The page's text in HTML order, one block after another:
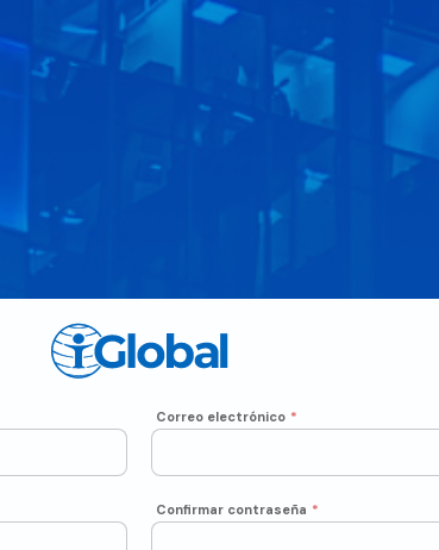
Correo electrónico *
Confirmar contraseña *